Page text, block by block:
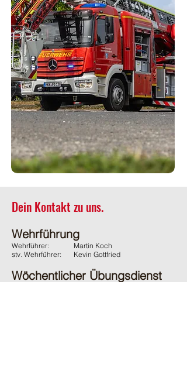
Dein Kontakt zu uns.
Wehrführung
Wehrführer:
stv. Wehrführer:
Martin Koch
Kevin Gottfried
Wöchentlicher Übungsdienst